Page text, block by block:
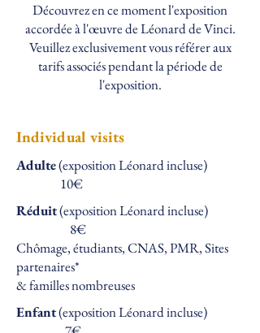
Découvrez en ce moment l'exposition
accordée à l'œuvre de Léonard de Vinci.
Veuillez exclusivement vous référer aux
tarifs associés pendant la période de
l'exposition.
Individual visits
Adulte(exposition Léonard incluse)
10€
Réduit(exposition Léonard incluse)
8€
Chômage, étudiants, CNAS, PMR, Sites
partenaires*
& familles nombreuses
Enfant(exposition Léonard incluse)